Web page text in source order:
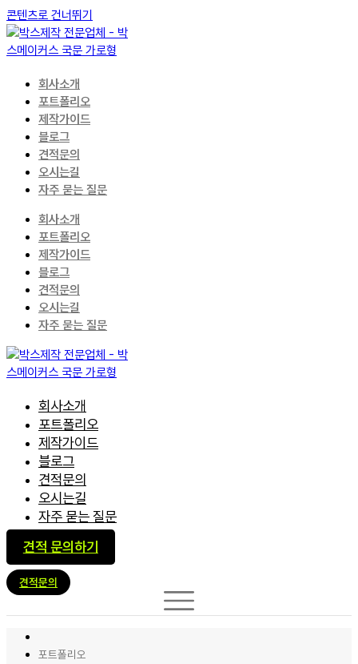
콘텐츠로 건너뛰기
회사소개
포트폴리오
제작가이드
블로그
견적문의
오시는길
자주 묻는 질문
회사소개
포트폴리오
제작가이드
블로그
견적문의
오시는길
자주 묻는 질문
회사소개
포트폴리오
제작가이드
블로그
견적문의
오시는길
자주 묻는 질문
견적 문의하기
견적문의
포트폴리오